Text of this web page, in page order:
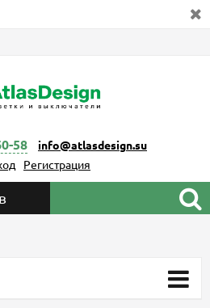
58
info@atlasdesign.su
Регистрация